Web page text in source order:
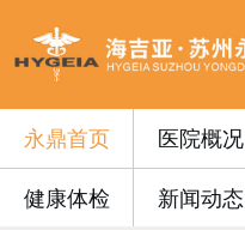
永鼎首页 医院概况
健康体检 新闻动态